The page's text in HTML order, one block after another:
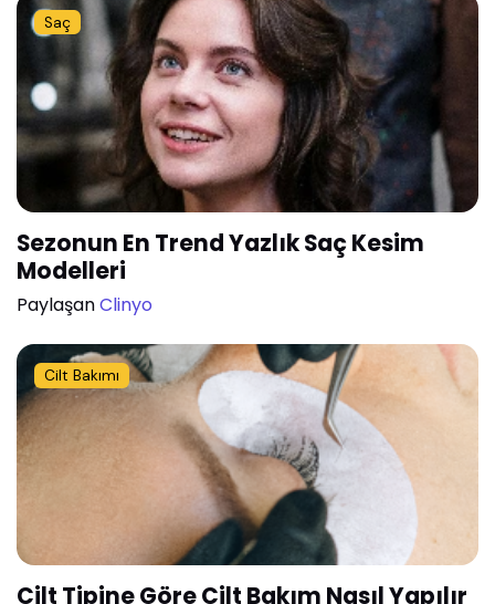
Saç
Sezonun En Trend Yazlık Saç Kesim
Modelleri
PaylaşanClinyo
Cilt Bakımı
Cilt Tipine Göre Cilt Bakım Nasıl Yapılır